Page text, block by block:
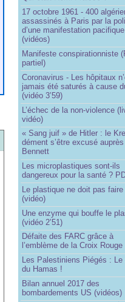
17 octobre 1961 - 400
assassinés à Paris par la
d’une manifestation pacifique
(vidéos)
Manifeste conspirationniste
partiel)
Coronavirus - Les hôpitaux
jamais été saturés à cause
(vidéo 3’59)
L’échec de la non-violence
vidéo)
« Sang juif » de Hitler : le
dément s’être excusé
Bennett
Les microplastiques sont-ils
dangereux pour la santé ?
Le plastique ne doit pas
(vidéo)
Une enzyme qui bouffe le
(vidéo 2’51)
Défaite des FARC grâce à
l’emblème de la Croix Rouge
Les Palestiniens Piégés : Le
du Hamas !
Bilan annuel 2017 des
bombardements US (vidéos)